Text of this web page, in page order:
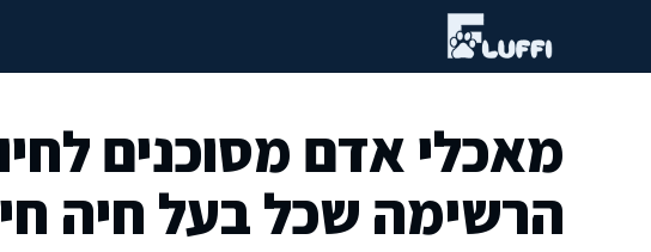
מאכלי אדם מסוכנים
הרשימה שכל בעל חיה